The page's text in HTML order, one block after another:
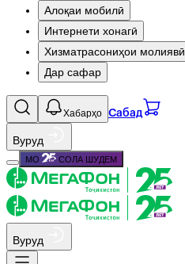
Алоқаи мобилӣ
Интернети хонагӣ
Хизматрасониҳои молиявӣ
Дар сафар
Хабарҳо Сабад
Вуруд
МО СОЛА ШУДЕМ
Вуруд